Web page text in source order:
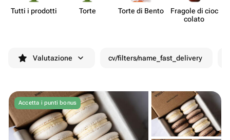
Tutti i prodotti Torte Torte di Bento
Fragole di cioc​
colato
Valutazione cv/filters/name_fast_delivery
Accetta i punti bonus